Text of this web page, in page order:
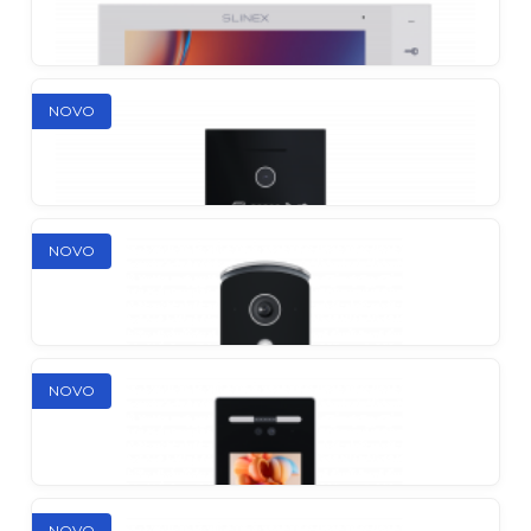
Imani
IP Direct unutarnji monitor
Kiara
IP Direct unutarnji monitor
NOVO
Tabo
Pojedinačna IP vanjska stanica
NOVO
NOVO